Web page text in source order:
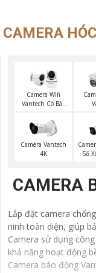
CAMERA
Camera Wifi
Vantech Có Báo
Camera Vantech
4K
Số
CAMERA
Lắp đặt camera
ninh toàn diện, giúp
Camera sử dụng
khả năng hoạt động
Camera báo động